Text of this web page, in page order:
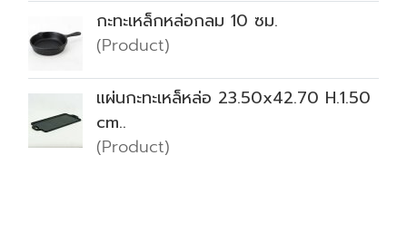
กะทะเหล็กหล่อกลม 10 ซม.
(Product)
แผ่นกะทะเหล็หล่อ 23.50x42.70 H.1.50
cm..
(Product)